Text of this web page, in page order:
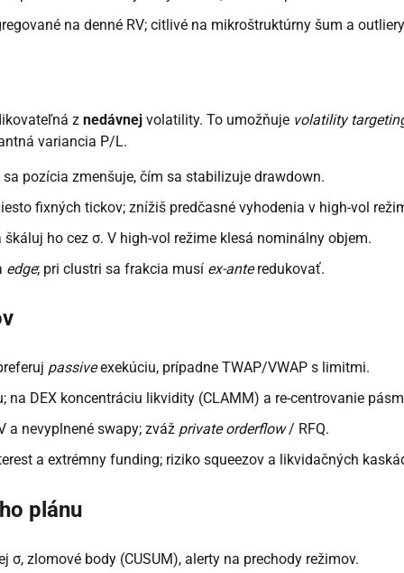
na denné RV; citlivé na mikroštruktúrny šum a
z nedávnej volatility. To umožňuje volatility
variancia P/L.
sa pozícia zmenšuje, čím sa stabilizuje drawdown.
fixných tickov; znížiš predčasné vyhodenia v high-vol
ho cez σ. V high-vol režime klesá nominálny objem.
edge; pri clustri sa frakcia musí ex-anteredukovať.
passiveexekúciu, prípadne TWAP/VWAP s limitmi.
na DEX koncentráciu likvidity (CLAMM) a re-centrovanie
a nevyplnené swapy; zváž private orderflow/ RFQ.
a extrémny funding; riziko squeezov a likvidačných
plánu
zlomové body (CUSUM), alerty na prechody režimov.